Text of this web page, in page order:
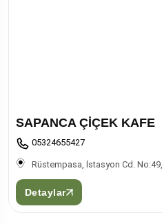
SAPANCA ÇİÇEK KAFE
05324655427
Rüstempasa, İstasyon Cd.
Detaylar